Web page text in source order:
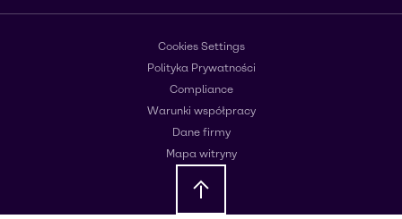
Cookies Settings
Polityka Prywatności
Compliance
Warunki współpracy
Dane firmy
Mapa witryny